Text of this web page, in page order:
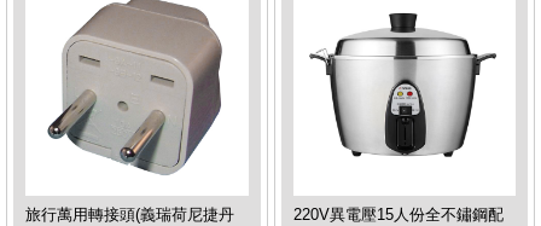
旅行萬用轉接頭(義瑞荷尼捷丹
220V異電壓15人份全不鏽鋼配